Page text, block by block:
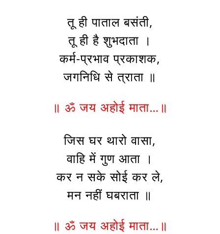
तू ही पाताल बसंती,
तू ही है शुभदाता ।
कर्म-प्रभाव प्रकाशक,
जगनिधि से त्राता ॥
॥ ॐ जय अहोई माता…॥
जिस घर थारो वासा,
वाहि में गुण आता ।
कर न सके सोई कर ले,
मन नहीं घबराता ॥
॥ ॐ जय अहोई माता…॥